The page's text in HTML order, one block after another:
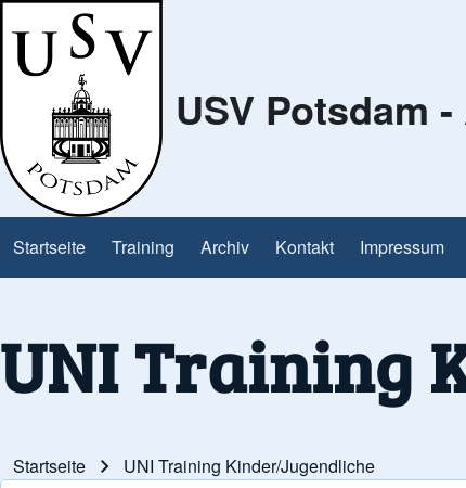
Close Search Block
Search
USV Potsdam
Main navigation
Startseite Training Archiv Kontakt Impressum
UNI Training
Startseite UNI Training Kinder/Jugendliche